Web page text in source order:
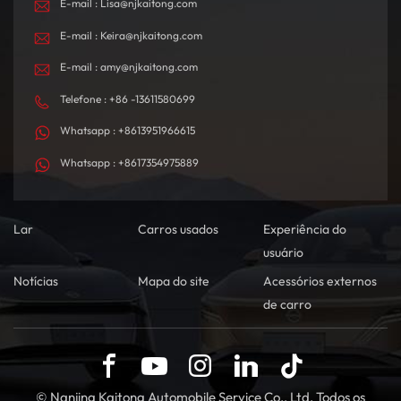
E-mail : Lisa@njkaitong.com
E-mail : Keira@njkaitong.com
E-mail : amy@njkaitong.com
Telefone : +86 -13611580699
Whatsapp : +8613951966615
Whatsapp : +8617354975889
Lar Carros usados
Experiência do
usuário
Notícias
Mapa do site
Acessórios externos
de carro
© Nanjing Kaitong Automobile Service Co., Ltd. Todos os